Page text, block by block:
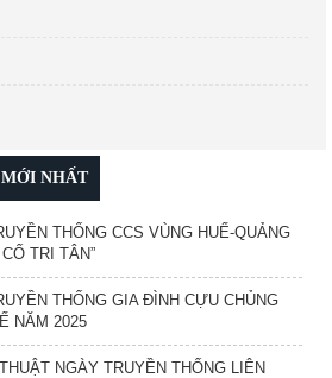
NHẤT
THỐNG CCS VÙNG HUẾ-QUẢNG
TRI TÂN”
THỐNG GIA ĐÌNH CỰU CHỦNG
NĂM 2025
NGÀY TRUYỀN THỐNG LIÊN